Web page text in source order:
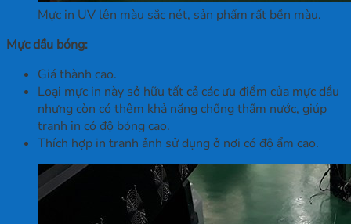
Mực in UV lên màu sắc nét, sản phẩm rất bền màu.
Mực dầu bóng:
Giá thành cao.
Loại mực in này sở hữu tất cả các ưu điểm của mực dầu
nhưng còn có thêm khả năng chống thấm nước, giúp
tranh in có độ bóng cao.
Thích hợp in tranh ảnh sử dụng ở nơi có độ ẩm cao.